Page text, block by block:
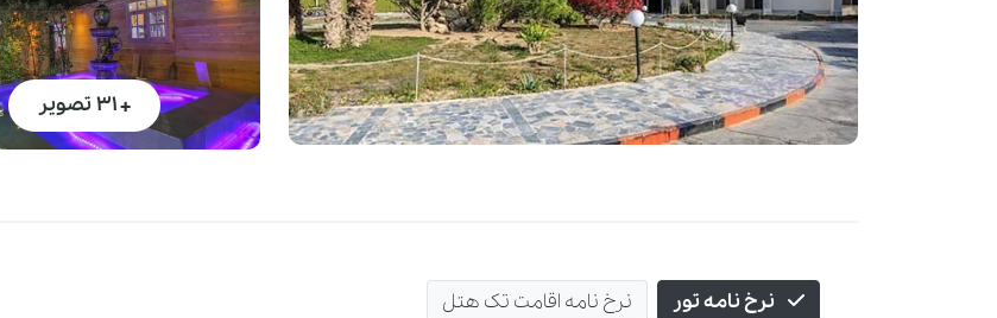
+ 31 تصویر
نرخ نامه تور نرخ نامه اقامت تک هتل